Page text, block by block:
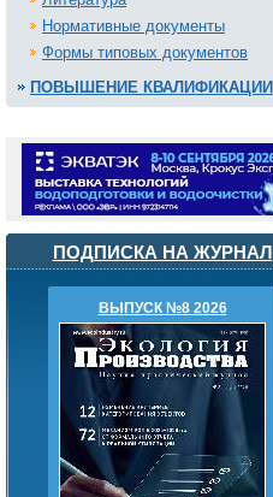
Нормативные документы
Формы типовых документов
ПОВЫШЕНИЕ КВАЛИФИКАЦИИ
ПОДПИСКА НА ЖУРНАЛ
ВЫПУСК №8 2026